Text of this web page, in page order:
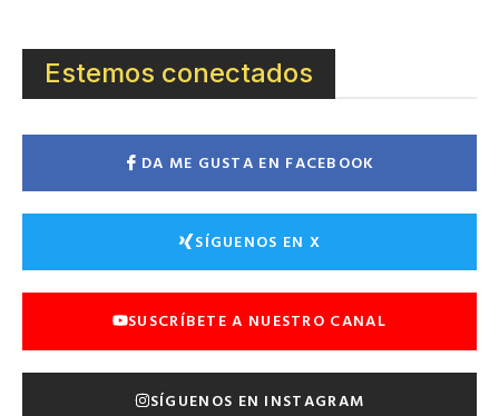
Estemos conectados
DA ME GUSTA EN FACEBOOK
SÍGUENOS EN X
SUSCRÍBETE A NUESTRO CANAL
SÍGUENOS EN INSTAGRAM